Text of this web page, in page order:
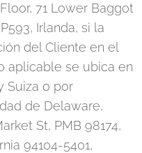
71 Lower Baggot
Irlanda, si la
del Cliente en el
aplicable se ubica en
Suiza o por
de Delaware,
St, PMB 98174,
94104-5401,